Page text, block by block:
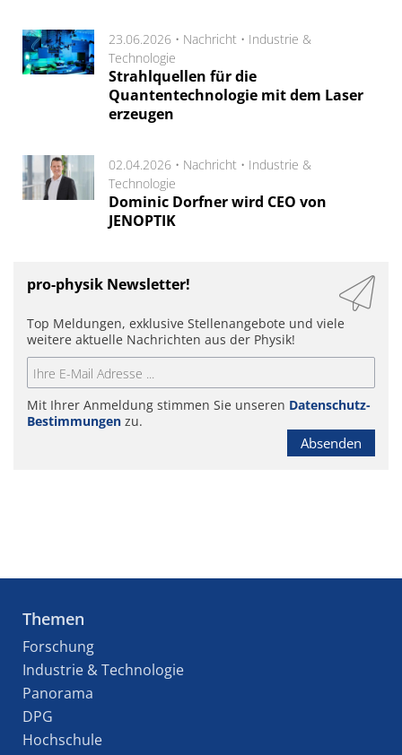
23.06.2026 • Nachricht • Industrie &
Technologie
Strahlquellen für die
Quantentechnologie mit dem Laser
erzeugen
02.04.2026 • Nachricht • Industrie &
Technologie
Dominic Dorfner wird CEO von
JENOPTIK
pro-physik Newsletter!
Top Meldungen, exklusive Stellenangebote und viele
weitere aktuelle Nachrichten aus der Physik!
Mit Ihrer Anmeldung stimmen Sie unseren Datenschutz-
Bestimmungen zu.
Absenden
Themen
Forschung
Industrie & Technologie
Panorama
DPG
Hochschule